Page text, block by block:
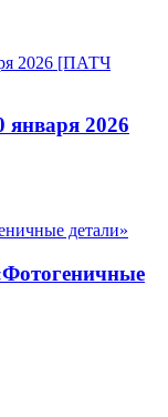
2026